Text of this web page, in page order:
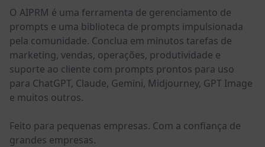
O AIPRM é uma ferramenta de gerenciamento de
prompts e uma biblioteca de prompts impulsionada
pela comunidade. Conclua em minutos tarefas de
marketing, vendas, operações, produtividade e
suporte ao cliente com prompts prontos para uso
para ChatGPT, Claude, Gemini, Midjourney, GPT Image
e muitos outros.
Feito para pequenas empresas. Com a confiança de
grandes empresas.